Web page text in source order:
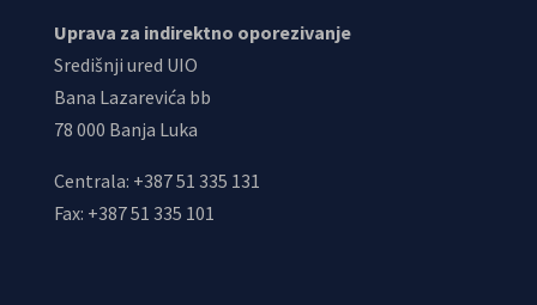
Uprava za indirektno oporezivanje
Središnji ured UIO
Bana Lazarevića bb
78 000 Banja Luka
Centrala: +387 51 335 131
Fax: +387 51 335 101